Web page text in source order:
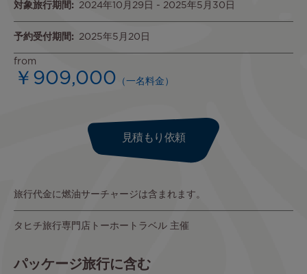
from
￥909,000 （一名料金）
対象旅行期間 2024年10月29日 - 2025年5月30日
予約受付期間 2025年5月20日
旅行代金に燃油サーチャージは含まれます。
タヒチ旅行専門店トーホートラベル 主催
見積もり依頼
パッケージ旅行に含む